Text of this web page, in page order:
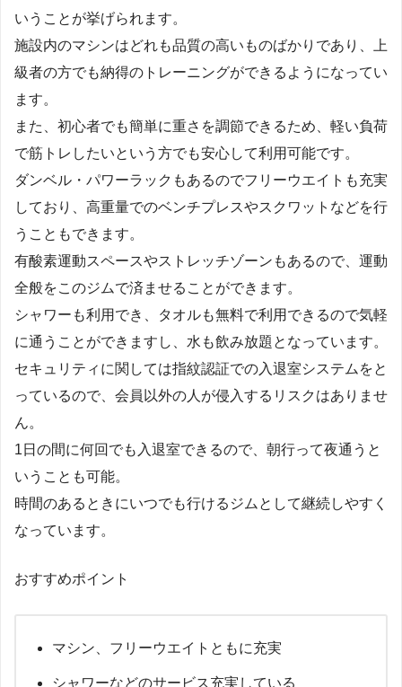
いうことが挙げられます。
施設内のマシンはどれも品質の高いものばかりであり、上
級者の方でも納得のトレーニングができるようになってい
ます。
また、初心者でも簡単に重さを調節できるため、軽い負荷
で筋トレしたいという方でも安心して利用可能です。
ダンベル・パワーラックもあるのでフリーウエイトも充実
しており、高重量でのベンチプレスやスクワットなどを行
うこともできます。
有酸素運動スペースやストレッチゾーンもあるので、運動
全般をこのジムで済ませることができます。
シャワーも利用でき、タオルも無料で利用できるので気軽
に通うことができますし、水も飲み放題となっています。
セキュリティに関しては指紋認証での入退室システムをと
っているので、会員以外の人が侵入するリスクはありませ
ん。
1日の間に何回でも入退室できるので、朝行って夜通うと
いうことも可能。
時間のあるときにいつでも行けるジムとして継続しやすく
なっています。
おすすめポイント
マシン、フリーウエイトともに充実
シャワーなどのサービス充実している